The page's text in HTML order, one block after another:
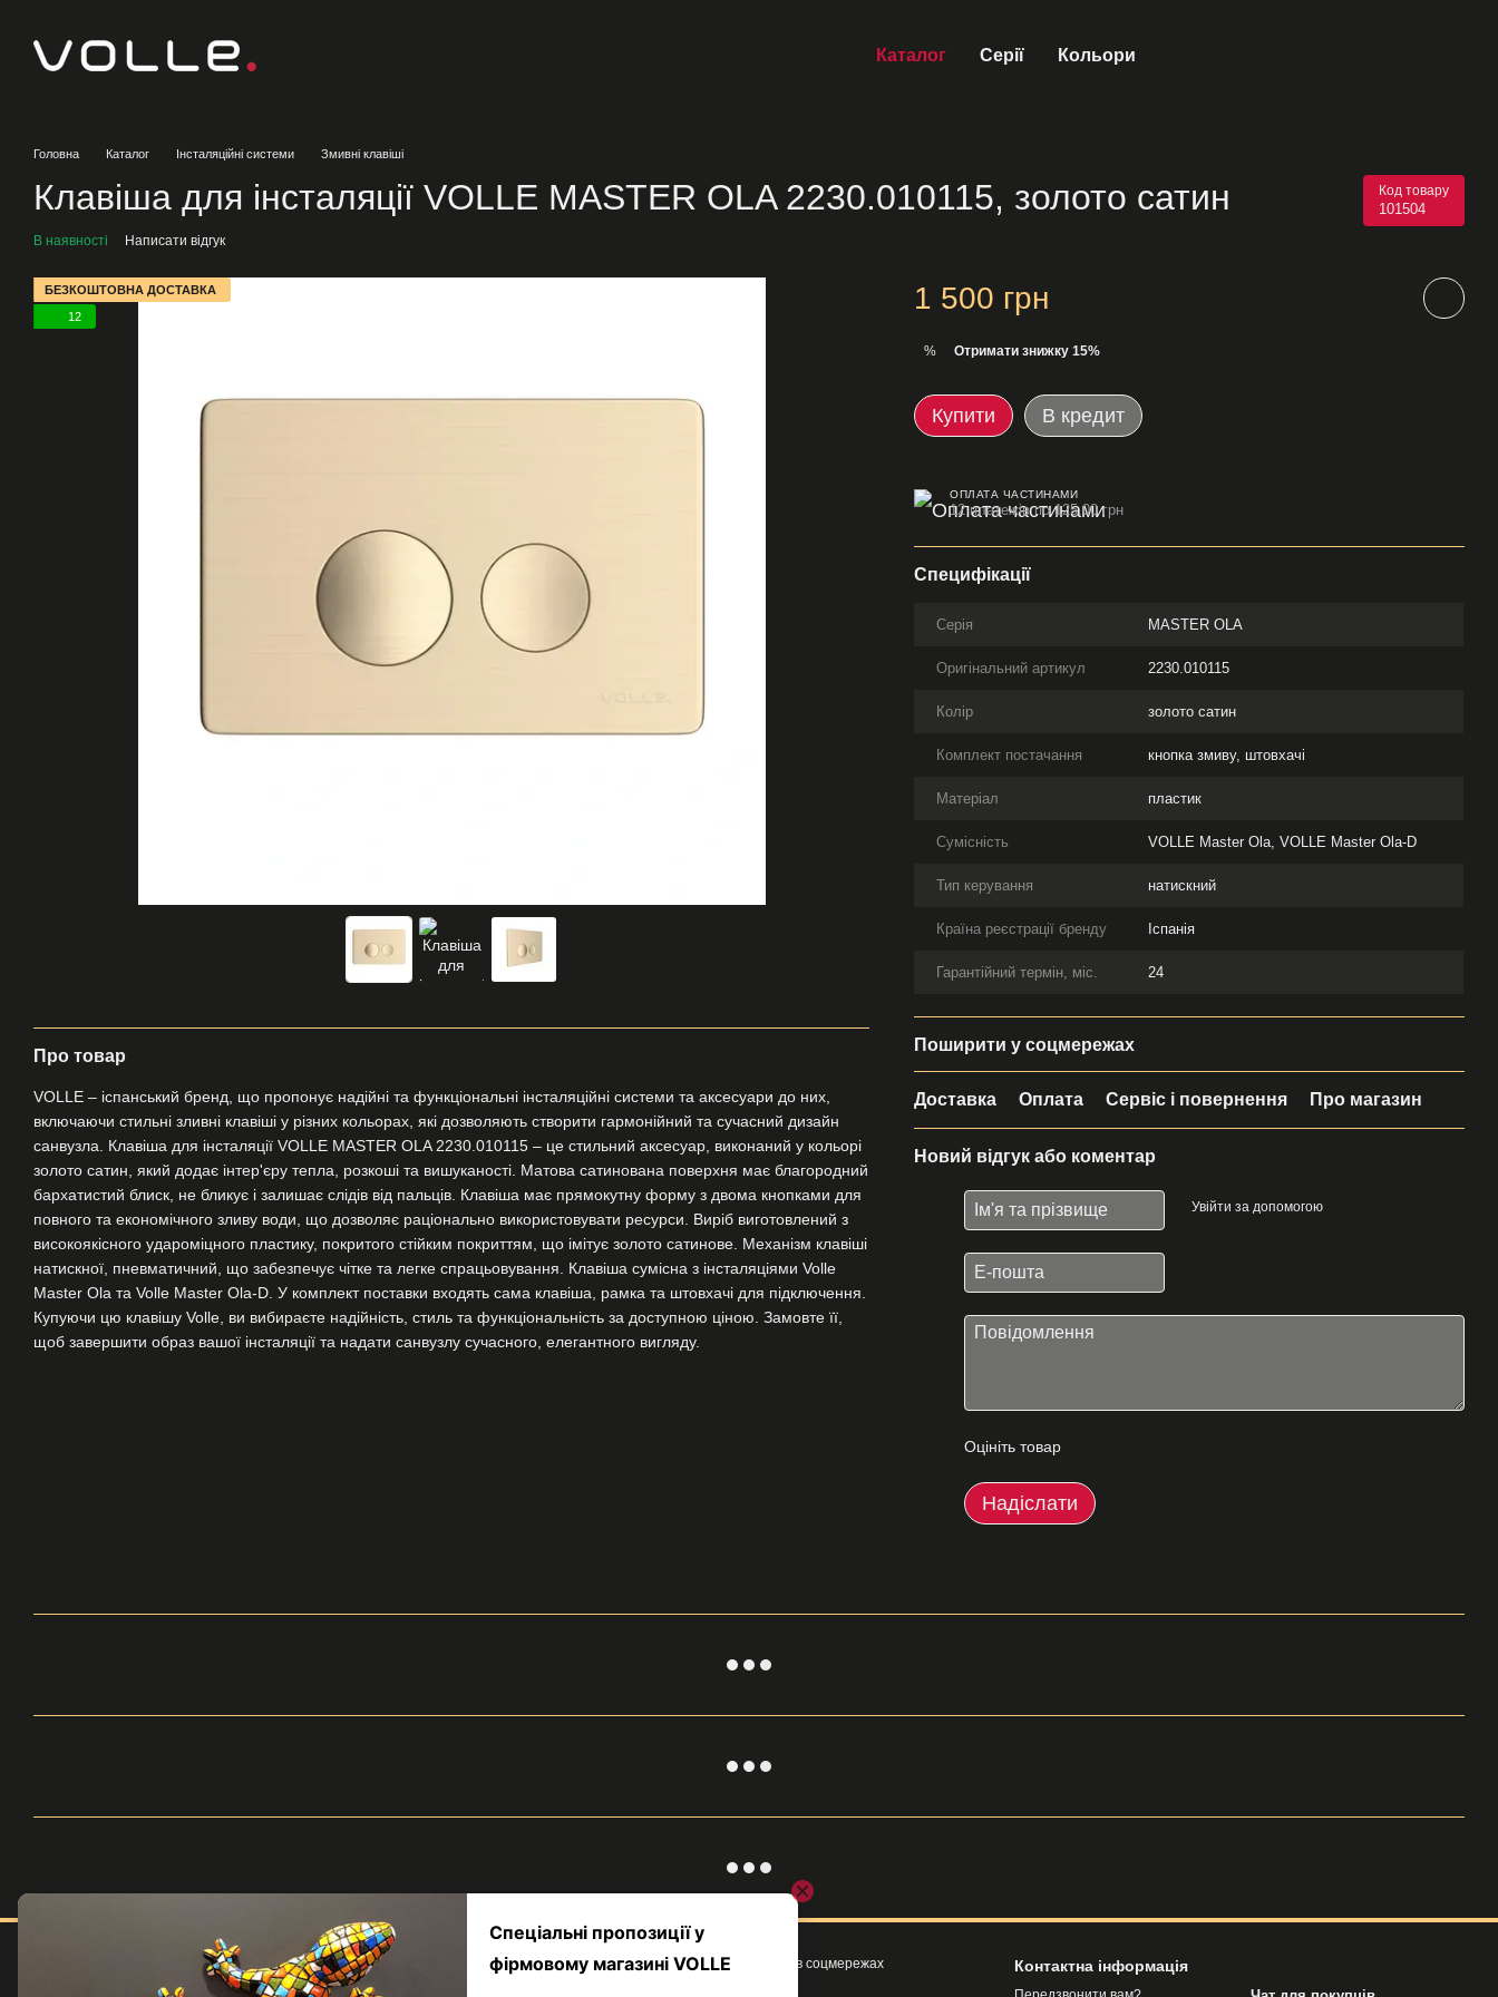
Каталог Серії Кольори
Головна Каталог Інсталяційні системи Змивні клавіші
Клавіша для інсталяції VOLLE MASTER OLA 2230.010115, золото сатин Код товару
101504
В наявності Написати відгук
БЕЗКОШТОВНА ДОСТАВКА
12
Про товар
VOLLE – іспанський бренд, що пропонує надійні та функціональні інсталяційні системи та аксесуари до них,
включаючи стильні зливні клавіші у різних кольорах, які дозволяють створити гармонійний та сучасний дизайн
санвузла. Клавіша для інсталяції VOLLE MASTER OLA 2230.010115 – це стильний аксесуар, виконаний у кольорі
золото сатин, який додає інтер'єру тепла, розкоші та вишуканості. Матова сатинована поверхня має благородний
бархатистий блиск, не бликує і залишає слідів від пальців. Клавіша має прямокутну форму з двома кнопками для
повного та економічного зливу води, що дозволяє раціонально використовувати ресурси. Виріб виготовлений з
високоякісного удароміцного пластику, покритого стійким покриттям, що імітує золото сатинове. Механізм клавіші
натискної, пневматичний, що забезпечує чітке та легке спрацьовування. Клавіша сумісна з інсталяціями Volle
Master Ola та Volle Master Ola-D. У комплект поставки входять сама клавіша, рамка та штовхачі для підключення.
Купуючи цю клавішу Volle, ви вибираєте надійність, стиль та функціональність за доступною ціною. Замовте її,
щоб завершити образ вашої інсталяції та надати санвузлу сучасного, елегантного вигляду.
1 500 грн
% Отримати знижку 15%
Купити В кредит
ОПЛАТА ЧАСТИНАМИ
12 платежів по 125.00 грн
Специфікації
Серія MASTER OLA
Оригінальний артикул 2230.010115
Колір золото сатин
Комплект постачання кнопка змиву, штовхачі
Матеріал пластик
Сумісність VOLLE Master Ola, VOLLE Master Ola-D
Тип керування натискний
Країна реєстрації бренду Іспанія
Гарантійний термін, міс. 24
Поширити у соцмережах
Доставка Оплата Сервіс і повернення Про магазин
Новий відгук або коментар
Увійти за допомогою
Оцініть товар
Надіслати
Меню Клієнтам Ми в соцмережах Контактна інформація